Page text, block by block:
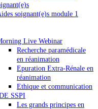
soignant(e)s module 1
Live Webinar
Recherche paramédicale
en réanimation
Epuration Extra-Rénale en
réanimation
Ethique et communication
SSPI
Les grands principes en